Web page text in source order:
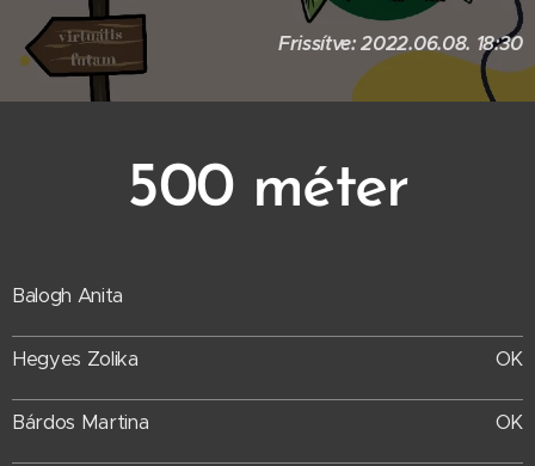
Frissítve: 2022.06.08. 18:30
500 méter
Balogh Anita
Hegyes Zolika OK
Bárdos Martina OK